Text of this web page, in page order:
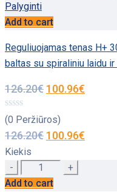
Palyginti
Add to cart
Reguliuojamas tenas H+
baltas su spiraliniu laidu
126.20€ 100.96€
(0 Peržiūros)
126.20€ 100.96€
Kiekis
Quantity
Add to cart